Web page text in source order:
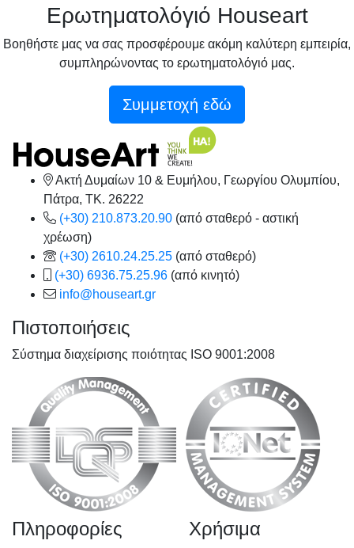
Ερωτηματολόγιό Houseart
Βοηθήστε μας να σας προσφέρουμε ακόμη καλύτερη εμπειρία,
συμπληρώνοντας το ερωτηματολόγιό μας.
Συμμετοχή εδώ
Ακτή Δυμαίων 10 & Ευμήλου, Γεωργίου Ολυμπίου,
Πάτρα, TK. 26222
(+30) 210.873.20.90 (από σταθερό - αστική
χρέωση)
(+30) 2610.24.25.25 (από σταθερό)
(+30) 6936.75.25.96 (από κινητό)
info@houseart.gr
Πιστοποιήσεις
Σύστημα διαχείρισης ποιότητας ISO 9001:2008
Πληροφορίες Χρήσιμα